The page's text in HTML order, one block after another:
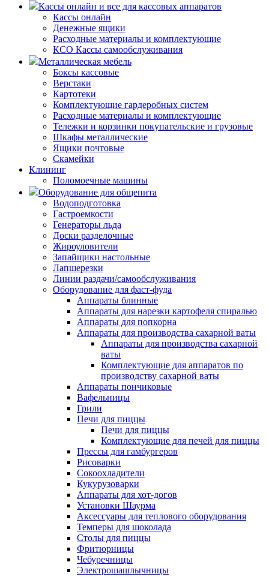
Кассы онлайн и все для кассовых аппаратов
Кассы онлайн
Денежные ящики
Расходные материалы и комплектующие
КСО Кассы самообслуживания
Металлическая мебель
Боксы кассовые
Верстаки
Картотеки
Комплектующие гардеробных систем
Расходные материалы и комплектующие
Тележки и корзинки покупательские и грузовые
Шкафы металлические
Ящики почтовые
Скамейки
Клининг
Поломоечные машины
Оборудование для общепита
Водоподготовка
Гастроемкости
Генераторы льда
Доски разделочные
Жироуловители
Запайщики настольные
Лапшерезки
Линии раздачи/самообслуживания
Оборудование для фаст-фуда
Аппараты блинные
Аппараты для нарезки картофеля спиралью
Аппараты для попкорна
Аппараты для производства сахарной ваты
Аппараты для производства сахарной
ваты
Комплектующие для аппаратов по
производству сахарной ваты
Аппараты пончиковые
Вафельницы
Грили
Печи для пиццы
Печи для пиццы
Комплектующие для печей для пиццы
Прессы для гамбургеров
Рисоварки
Сокоохладители
Кукурузоварки
Аппараты для хот-догов
Установки Шаурма
Аксессуары для теплового оборудования
Темперы для шоколада
Столы для пиццы
Фритюрницы
Чебуречницы
Электрошашлычницы